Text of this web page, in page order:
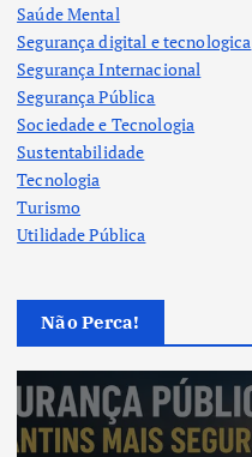
Saúde Mental
Segurança digital e tecnologica
Segurança Internacional
Segurança Pública
Sociedade e Tecnologia
Sustentabilidade
Tecnologia
Turismo
Utilidade Pública
Não Perca!